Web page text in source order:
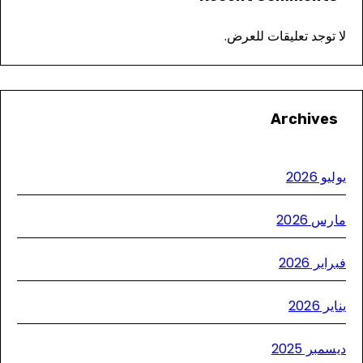
توجد تعليقات للعرض.
Archives
2026
2026
2026
2026
2025